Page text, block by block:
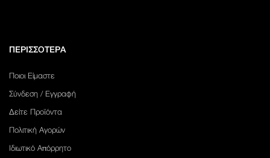
ΠΕΡΙΣΣΟΤΕΡΑ
Ποιοι Είμαστε
Σύνδεση / Εγγραφή
Δείτε Προϊόντα
Πολιτική Αγορών
Ιδιωτικό Απόρρητο